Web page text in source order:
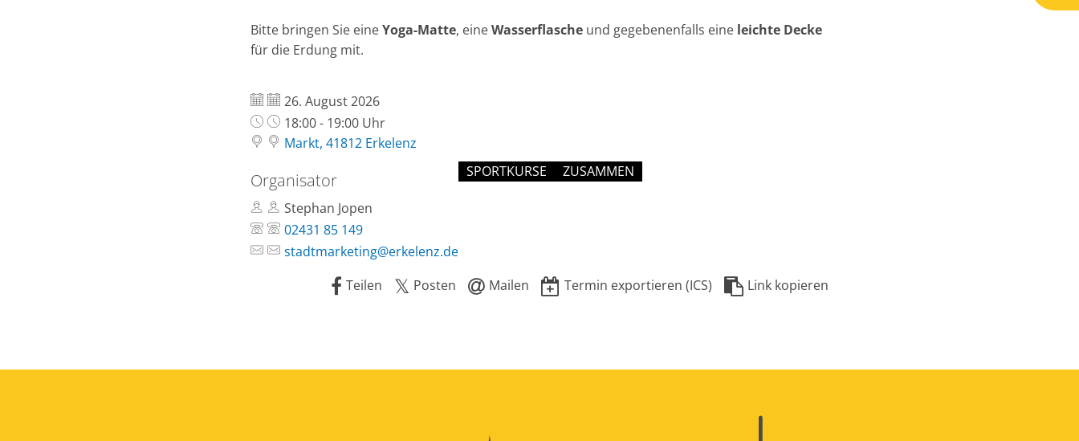
Bitte bringen Sie eineYoga-Matte, eineWasserflasche und gegebenenfalls eine leichte Decke
für die Erdung mit.
Datum:
26. August 2026
Uhrzeit:
18:00 - 19:00 Uhr
Markt, 41812 Erkelenz
Organisator
Stephan Jopen
02431 85 149
stadtmarketing@erkelenz.de
SPORTKURSE ZUSAMMEN
Teilen Posten Mailen Termin exportieren (ICS) Link kopieren